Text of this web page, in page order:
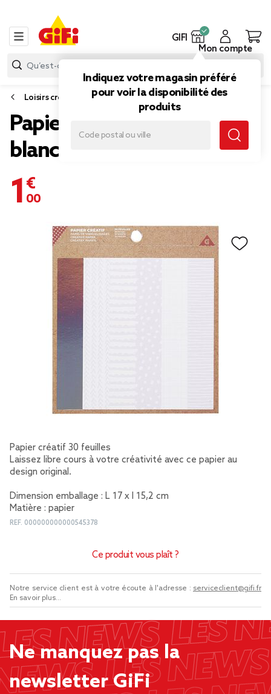
GIFI
Indiquez votre magasin préféré
pour voir la disponibilité des
produits
Mon compte
Loisirs créatifs
Papier créatif 30 feuilles
blanc
1,00 €
Papier créatif 30 feuilles
Laissez libre cours à votre créativité avec ce papier au
design original.
Dimension emballage : L 17 x l 15,2 cm
Matière : papier
REF. 000000000000545378
Ce produit vous plaît ?
Notre service client est à votre écoute à l'adresse : serviceclient@gifi.fr
En savoir plus...
Ne manquez pas la
newsletter GiFi